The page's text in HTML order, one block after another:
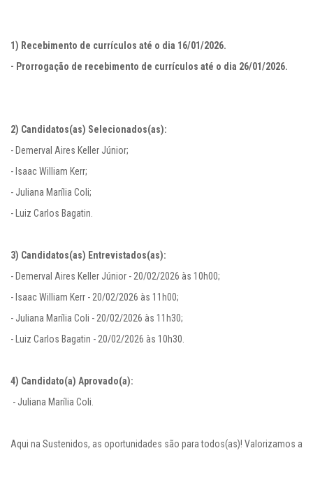
1)
2) Candidatos(as) Selecionados(as):
- Demerval Aires Keller Júnior;
- Isaac William Kerr;
- Juliana Marília Coli;
- Luiz Carlos Bagatin.
3) Candidatos(as) Entrevistados(as):
- Demerval Aires Keller Júnior - 20/02/2026 às 10h00;
- Isaac William Kerr - 20/02/2026 às 11h00;
- Juliana Marília Coli - 20/02/2026 às 11h30;
- Luiz Carlos Bagatin - 20/02/2026 às 10h30.
- Juliana Marília Coli.
Aqui na Sustenidos, as oportunidades são para todos(as)! Valorizamos